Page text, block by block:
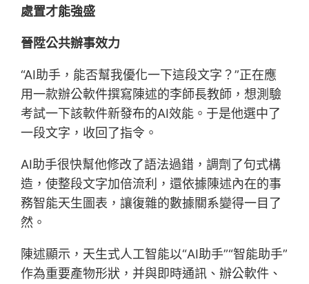
處置才能強盛
晉陞公共辦事效力
“AI助手，能否幫我優化一下這段文字？”正在應
用一款辦公軟件撰寫陳述的李師長教師，想測驗
考試一下該軟件新發布的AI效能。于是他選中了
一段文字，收回了指令。
AI助手很快幫他修改了語法過錯，調劑了句式構
造，使整段文字加倍流利，還依據陳述內在的事
務智能天生圖表，讓復雜的數據關系變得一目了
然。
陳述顯示，天生式人工智能以“AI助手”“智能助手”
作為重要產物形狀，并與即時通訊、辦公軟件、